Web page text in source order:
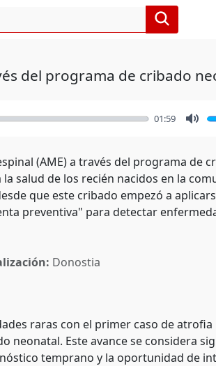
del programa de cribado
01:59
(AME) a través del programa de
salud de los recién nacidos en la
que este cribado empezó a
preventiva" para detectar
Donostia
raras con el primer caso de
neonatal. Este avance se considera
temprano y la oportunidad de